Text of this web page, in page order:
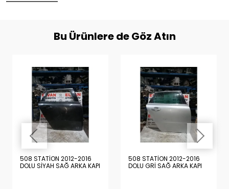
Bu Ürünlere de Göz Atın
508 STATİON 2012-2016
DOLU SİYAH SAĞ ARKA KAPI
508 STATİON 2012-2016
DOLU GRİ SAĞ ARKA KAPI